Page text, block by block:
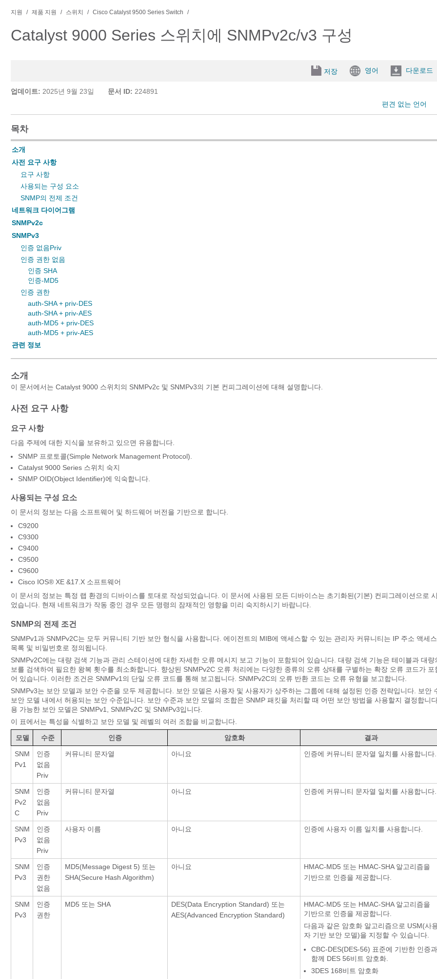
지원 제품 지원 스위치 Cisco Catalyst 9500 Series Switch
Catalyst 9000 Series 스위치에 SNMPv2c/v3 구성
저장 영어 다운로드
업데이트: 2025년 9월 23일 문서 ID: 224891
편견 없는 언어
목차
소개
사전 요구 사항
요구 사항
사용되는 구성 요소
SNMP의 전제 조건
네트워크 다이어그램
SNMPv2c
SNMPv3
인증 없음Priv
인증 권한 없음
인증 SHA
인증-MD5
인증 권한
auth-SHA + priv-DES
auth-SHA + priv-AES
auth-MD5 + priv-DES
auth-MD5 + priv-AES
관련 정보
소개
이 문서에서는 Catalyst 9000 스위치의 SNMPv2c 및 SNMPv3의 기본 컨피그레이션에 대해 설명합니다.
사전 요구 사항
요구 사항
다음 주제에 대한 지식을 보유하고 있으면 유용합니다.
SNMP 프로토콜(Simple Network Management Protocol).
Catalyst 9000 Series 스위치 숙지
SNMP OID(Object Identifier)에 익숙합니다.
사용되는 구성 요소
이 문서의 정보는 다음 소프트웨어 및 하드웨어 버전을 기반으로 합니다.
C9200
C9300
C9400
C9500
C9600
Cisco IOS® XE &17.X 소프트웨어
이 문서의 정보는 특정 랩 환경의 디바이스를 토대로 작성되었습니다. 이 문서에 사용된 모든 디바이스는 초기화된(기본) 컨피그레이션으로
었습니다. 현재 네트워크가 작동 중인 경우 모든 명령의 잠재적인 영향을 미리 숙지하시기 바랍니다.
SNMP의 전제 조건
SNMPv1과 SNMPv2C는 모두 커뮤니티 기반 보안 형식을 사용합니다. 에이전트의 MIB에 액세스할 수 있는 관리자 커뮤니티는 IP 주소 액세
목록 및 비밀번호로 정의됩니다.
SNMPv2C에는 대량 검색 기능과 관리 스테이션에 대한 자세한 오류 메시지 보고 기능이 포함되어 있습니다. 대량 검색 기능은 테이블과 대량
보를 검색하여 필요한 왕복 횟수를 최소화합니다. 향상된 SNMPv2C 오류 처리에는 다양한 종류의 오류 상태를 구별하는 확장 오류 코드가 포
어 있습니다. 이러한 조건은 SNMPv1의 단일 오류 코드를 통해 보고됩니다. SNMPv2C의 오류 반환 코드는 오류 유형을 보고합니다.
SNMPv3는 보안 모델과 보안 수준을 모두 제공합니다. 보안 모델은 사용자 및 사용자가 상주하는 그룹에 대해 설정된 인증 전략입니다. 보안
보안 모델 내에서 허용되는 보안 수준입니다. 보안 수준과 보안 모델의 조합은 SNMP 패킷을 처리할 때 어떤 보안 방법을 사용할지 결정합니
용 가능한 보안 모델은 SNMPv1, SNMPv2C 및 SNMPv3입니다.
이 표에서는 특성을 식별하고 보안 모델 및 레벨의 여러 조합을 비교합니다.
모델 수준 인증 암호화 결과
SNM
Pv1
인증
없음
Priv
커뮤니티 문자열 아니요 인증에 커뮤니티 문자열 일치를 사용합니다.
SNM
Pv2
C
인증
없음
Priv
커뮤니티 문자열 아니요 인증에 커뮤니티 문자열 일치를 사용합니다.
SNM
Pv3
인증
없음
Priv
사용자 이름 아니요 인증에 사용자 이름 일치를 사용합니다.
SNM
Pv3
인증
권한
없음
MD5(Message Digest 5) 또는
SHA(Secure Hash Algorithm)
아니요
HMAC-MD5 또는 HMAC-SHA 알고리즘을
기반으로 인증을 제공합니다.
SNM
Pv3
인증
권한
MD5 또는 SHA
DES(Data Encryption Standard) 또는
AES(Advanced Encryption Standard)
HMAC-MD5 또는 HMAC-SHA 알고리즘을
기반으로 인증을 제공합니다.
다음과 같은 암호화 알고리즘으로 USM(사
자 기반 보안 모델)을 지정할 수 있습니다.
CBC-DES(DES-56) 표준에 기반한 인증과
함께 DES 56비트 암호화.
3DES 168비트 암호화